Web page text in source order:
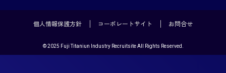
個人情報保護方針 コーポレートサイト お問合せ
© 2025 Fuji Titaniun Industry Recruitsite All Rights Reserved.